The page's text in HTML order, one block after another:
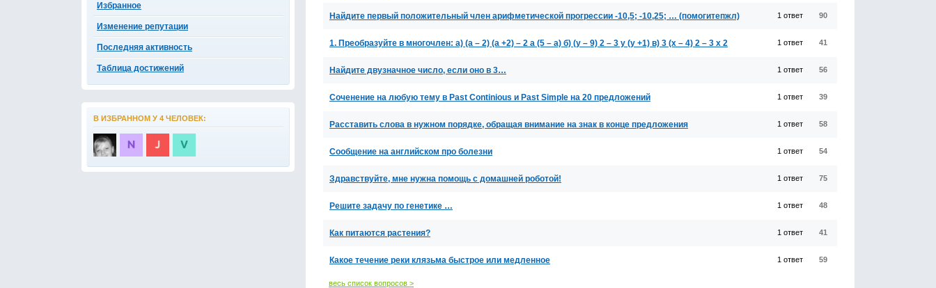
Избранное
Изменение репутации
Последняя активность
Таблица достижений
В ИЗБРАННОМ У 4 ЧЕЛОВЕК:
Найдите первый положительный член арифметической прогрессии -10,5; -10,25; … (помогитепжл) 1 ответ 90
1. Преобразуйте в многочлен: а) (а – 2) (а +2) – 2 а (5 – а) б) (у – 9) 2 – 3 у (у +1) в) 3 (х – 4) 2 – 3 х 2 1 ответ 41
Найдите двузначное число, если оно в 3… 1 ответ 56
Соченение на любую тему в Past Continious и Past Simple на 20 предложений 1 ответ 39
Расставить слова в нужном порядке, обращая внимание на знак в конце предложения 1 ответ 58
Сообщение на английском про болезни 1 ответ 54
Здравствуйте, мне нужна помощь с домашней роботой! 1 ответ 75
Решите задачу по генетике … 1 ответ 48
Как питаются растения? 1 ответ 41
Какое течение реки клязьма быстрое или медленное 1 ответ 59
весь список вопросов >